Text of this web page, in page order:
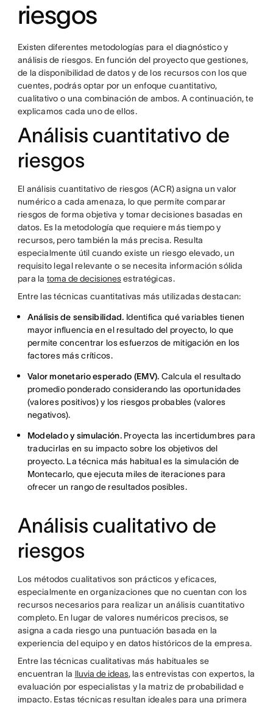
riesgos
Existen diferentes metodologías para el diagnóstico y
análisis de riesgos. En función del proyecto que gestiones,
de la disponibilidad de datos y de los recursos con los que
cuentes, podrás optar por un enfoque cuantitativo,
cualitativo o una combinación de ambos. A continuación, te
explicamos cada uno de ellos.
Análisis cuantitativo de
riesgos
El análisis cuantitativo de riesgos (ACR) asigna un valor
numérico a cada amenaza, lo que permite comparar
riesgos de forma objetiva y tomar decisiones basadas en
datos. Es la metodología que requiere más tiempo y
recursos, pero también la más precisa. Resulta
especialmente útil cuando existe un riesgo elevado, un
requisito legal relevante o se necesita información sólida
para la toma de decisionesestratégicas.
Entre las técnicas cuantitativas más utilizadas destacan:
Análisis de sensibilidad. Identifica qué variables tienen
mayor influencia en el resultado del proyecto, lo que
permite concentrar los esfuerzos de mitigación en los
factores más críticos.
Valor monetario esperado (EMV). Calcula el resultado
promedio ponderado considerando las oportunidades
(valores positivos) y los riesgos probables (valores
negativos).
Modelado y simulación.Proyecta las incertidumbres para
traducirlas en su impacto sobre los objetivos del
proyecto. La técnica más habitual es la simulación de
Montecarlo, que ejecuta miles de iteraciones para
ofrecer un rango de resultados posibles.
Análisis cualitativo de
riesgos
Los métodos cualitativos son prácticos y eficaces,
especialmente en organizaciones que no cuentan con los
recursos necesarios para realizar un análisis cuantitativo
completo. En lugar de valores numéricos precisos, se
asigna a cada riesgo una puntuación basada en la
experiencia del equipo y en datos históricos de la empresa.
Entre las técnicas cualitativas más habituales se
encuentran la lluvia de ideas, las entrevistas con expertos, la
evaluación por especialistas y la matriz de probabilidad e
impacto. Estas técnicas resultan ideales para una primera